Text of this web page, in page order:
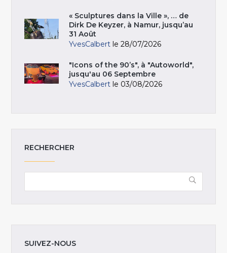
« Sculptures dans la Ville », … de
Dirk De Keyzer, à Namur, jusqu’au
31 Août
YvesCalbert le 28/07/2026
"Icons of the 90’s", à "Autoworld",
jusqu'au 06 Septembre
YvesCalbert le 03/08/2026
RECHERCHER
SUIVEZ-NOUS